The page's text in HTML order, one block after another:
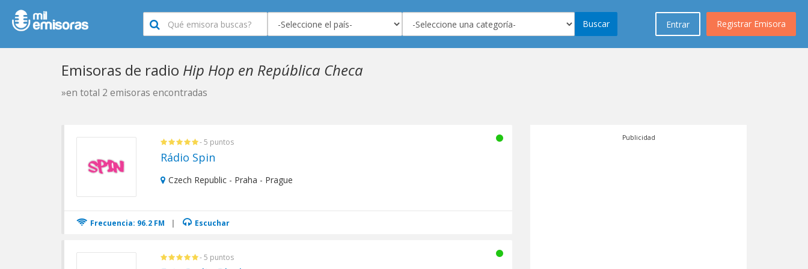
Registrar Emisora
Entrar
Buscar
Emisoras de radio Hip Hop en República Checa
»en total 2 emisoras encontradas
- 5 puntos
Rádio Spin
Czech Republic - Praha - Prague
Frecuencia: 96.2 FM | Escuchar
- 5 puntos
Publicidad